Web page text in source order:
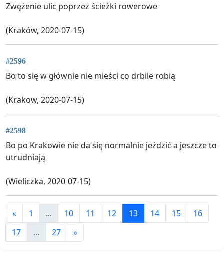
Zwężenie ulic poprzez ścieżki rowerowe
(Kraków, 2020-07-15)
#2596
Bo to się w głównie nie mieści co drbile robią
(Krakow, 2020-07-15)
#2598
Bo po Krakowie nie da się normalnie jeździć a jeszcze to
utrudniają
(Wieliczka, 2020-07-15)
« 1 ... 10 11 12 13 14 15
16
17
... 27 »